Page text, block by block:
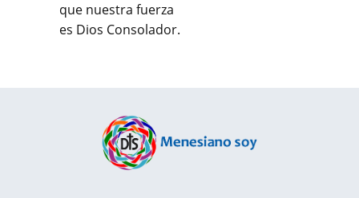
que nuestra fuerza
es Dios Consolador.